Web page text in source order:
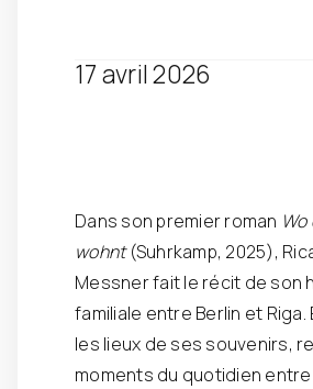
17 avril 2026
Dans son premier roman
wohnt(Suhrkamp, 2025),
Messner fait le récit de son
familiale entre Berlin et Riga.
les lieux de ses souvenirs,
moments du quotidien